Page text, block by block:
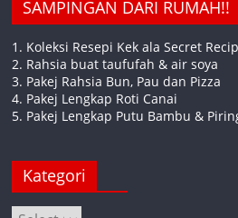
SAMPINGAN DARI RUMAH!!
1. Koleksi Resepi Kek ala Secret
2. Rahsia buat taufufah & air soya
3. Pakej Rahsia Bun, Pau dan Pizza
4. Pakej Lengkap Roti Canai
5. Pakej Lengkap Putu Bambu &
Kategori
Kategori